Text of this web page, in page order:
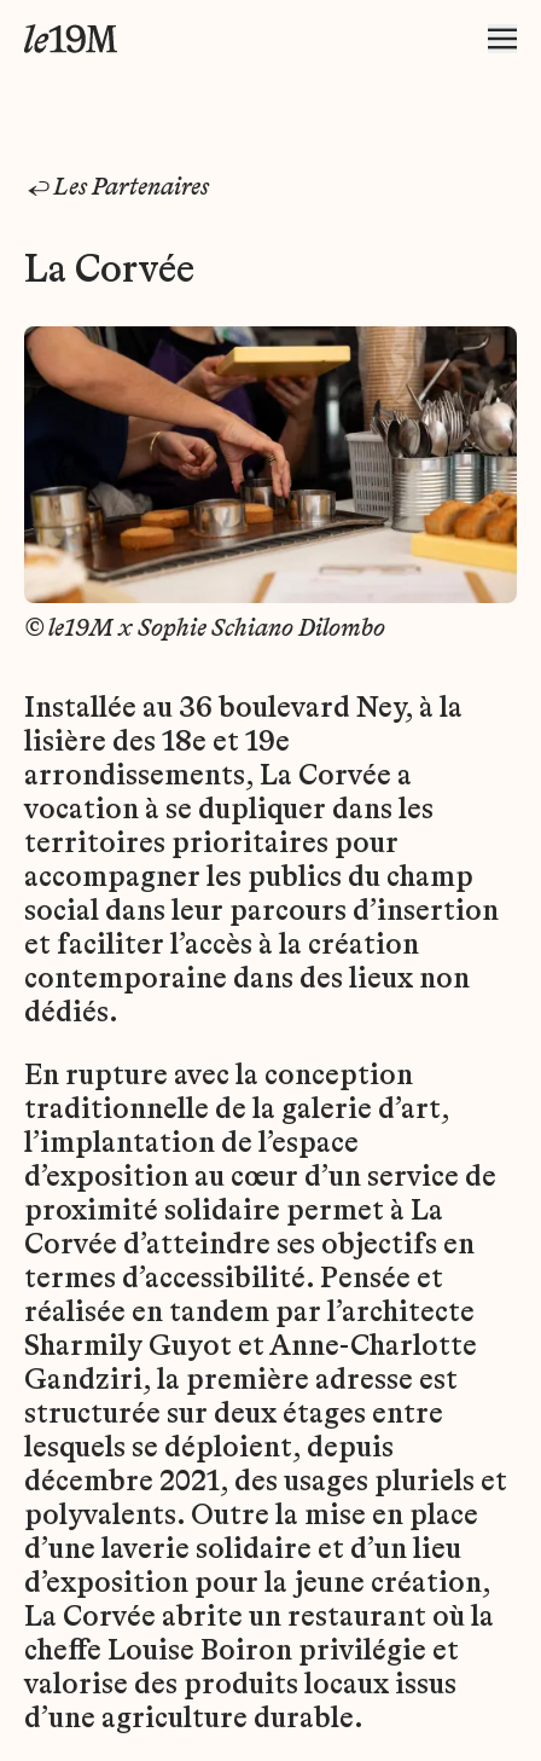
Les Partenaires
La Corvée
© le19M x Sophie Schiano Dilombo
Installée au 36 boulevard Ney, à la
lisière des 18e et 19e
arrondissements, La Corvée a
vocation à se dupliquer dans les
territoires prioritaires pour
accompagner les publics du champ
social dans leur parcours d’insertion
et faciliter l’accès à la création
contemporaine dans des lieux non
dédiés.
En rupture avec la conception
traditionnelle de la galerie d’art,
l’implantation de l’espace
d’exposition au cœur d’un service de
proximité solidaire permet à La
Corvée d’atteindre ses objectifs en
termes d’accessibilité. Pensée et
réalisée en tandem par l’architecte
Sharmily Guyot et Anne-Charlotte
Gandziri, la première adresse est
structurée sur deux étages entre
lesquels se déploient, depuis
décembre 2021, des usages pluriels et
polyvalents. Outre la mise en place
d’une laverie solidaire et d’un lieu
d’exposition pour la jeune création,
La Corvée abrite un restaurant où la
cheffe Louise Boiron privilégie et
valorise des produits locaux issus
d’une agriculture durable.